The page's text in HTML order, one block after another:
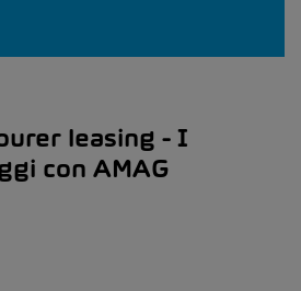
leasing - I
con AMAG